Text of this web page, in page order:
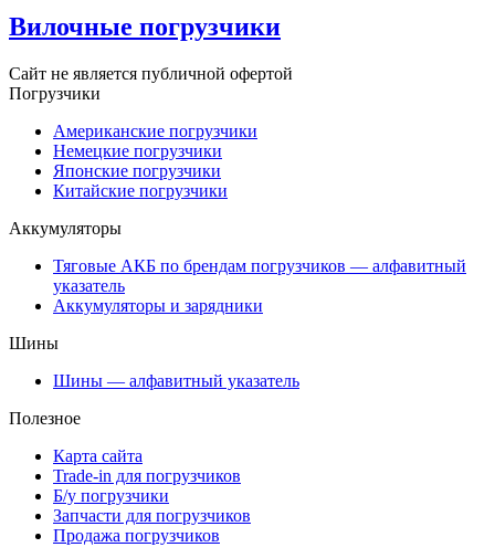
Вилочные погрузчики
Сайт не является публичной офертой
Погрузчики
Американские погрузчики
Немецкие погрузчики
Японские погрузчики
Китайские погрузчики
Аккумуляторы
Тяговые АКБ по брендам погрузчиков — алфавитный
указатель
Аккумуляторы и зарядники
Шины
Шины — алфавитный указатель
Полезное
Карта сайта
Trade-in для погрузчиков
Б/у погрузчики
Запчасти для погрузчиков
Продажа погрузчиков